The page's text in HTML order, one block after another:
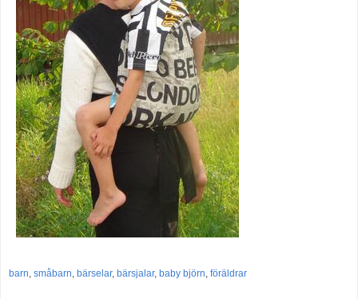
barn, småbarn, bärselar, bärsjalar, baby björn, föräldrar